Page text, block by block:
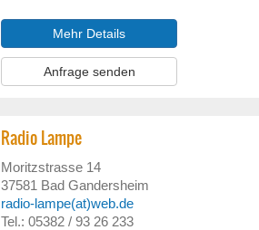
Mehr Details
Anfrage senden
Radio Lampe
Moritzstrasse 14
37581 Bad Gandersheim
radio-lampe(at)web.de
Tel.: 05382 / 93 26 233